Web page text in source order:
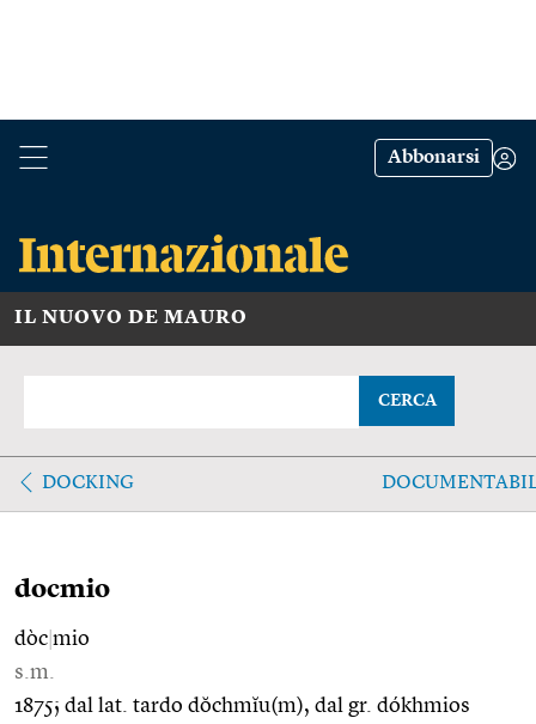
Abbonarsi
IL NUOVO DE MAURO
CERCA
DOCKING
docmio
dòc mio
s.m.
1875; dal lat. tardo dŏchmĭu(m), dal gr. dókhmios